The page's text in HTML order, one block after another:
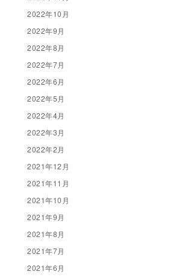
2022年10月
2022年9月
2022年8月
2022年7月
2022年6月
2022年5月
2022年4月
2022年3月
2022年2月
2021年12月
2021年11月
2021年10月
2021年9月
2021年8月
2021年7月
2021年6月